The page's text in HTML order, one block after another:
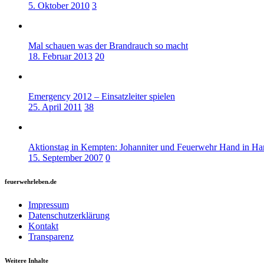
5. Oktober 2010 3
Mal schauen was der Brandrauch so macht
18. Februar 2013 20
Emergency 2012 – Einsatzleiter spielen
25. April 2011 38
Aktionstag in Kempten: Johanniter und Feuerwehr Hand in
15. September 2007 0
feuerwehrleben.de
Impressum
Datenschutzerklärung
Kontakt
Transparenz
Weitere Inhalte